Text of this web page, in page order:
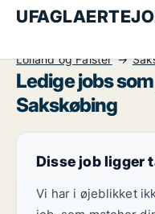
Lolland og Falster
Ledige jobs
Sakskøbing
Disse job ligger
Vi har i øjeblikket